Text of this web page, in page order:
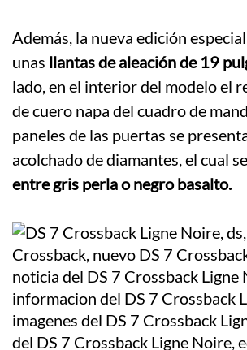
Además, la nueva edición
unas llantas de aleación de 19
lado, en el interior del modelo el
de cuero napa del cuadro de
paneles de las puertas se
acolchado de diamantes, el cual
entre gris perla o negro basalto.